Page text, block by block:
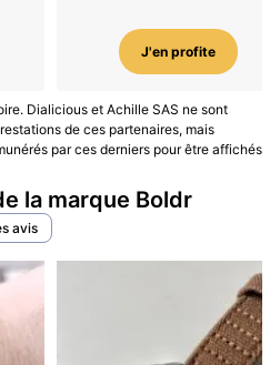
J'en profite
Dialicious et Achille SAS ne sont
de ces partenaires, mais
par ces derniers pour être affichés
la marque Boldr
avis